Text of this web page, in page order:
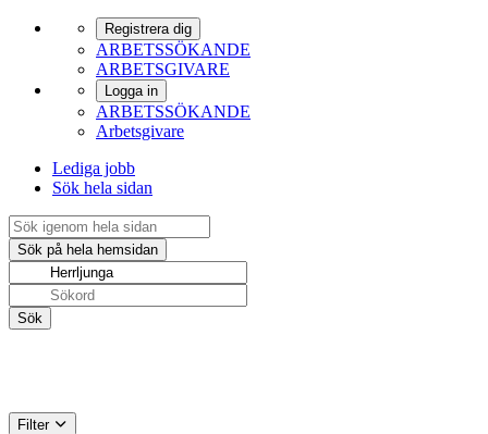
Registrera dig
ARBETSSÖKANDE
ARBETSGIVARE
Logga in
ARBETSSÖKANDE
Arbetsgivare
Lediga jobb
Sök hela sidan
Filter